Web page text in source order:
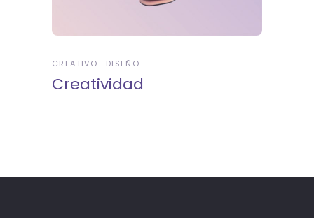
CREATIVO DISEÑO
Creatividad